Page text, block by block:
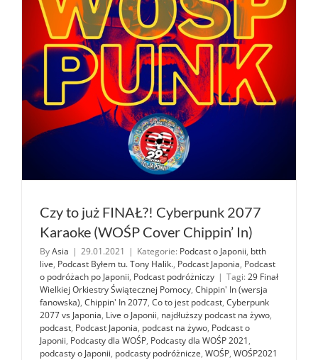
Czy to już FINAŁ?! Cyberpunk 2077
Karaoke (WOŚP Cover Chippin’ In)
ByAsia | 29.01.2021 | Kategorie: Podcast o Japonii, btth
live, Podcast Byłem tu. Tony Halik., Podcast Japonia, Podcast
o podróżach po Japonii, Podcast podróżniczy | Tagi: 29 Finał
Wielkiej Orkiestry Świątecznej Pomocy, Chippin' In (wersja
fanowska), Chippin' In 2077, Co to jest podcast, Cyberpunk
2077 vs Japonia, Live o Japonii, najdłuższy podcast na żywo,
podcast, Podcast Japonia, podcast na żywo, Podcast o
Japonii, Podcasty dla WOŚP, Podcasty dla WOŚP 2021,
podcasty o Japonii, podcasty podróżnicze, WOŚP, WOŚP2021